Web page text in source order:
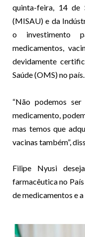
quinta-feira, 14 de
(MISAU) e da
o investimento
medicamentos,
devidamente
Saúde (OMS) no país.
“Não podemos
medicamento,
mas temos que
vacinas também”,
Filipe Nyusi
farmacêutica no
de medicamentos e